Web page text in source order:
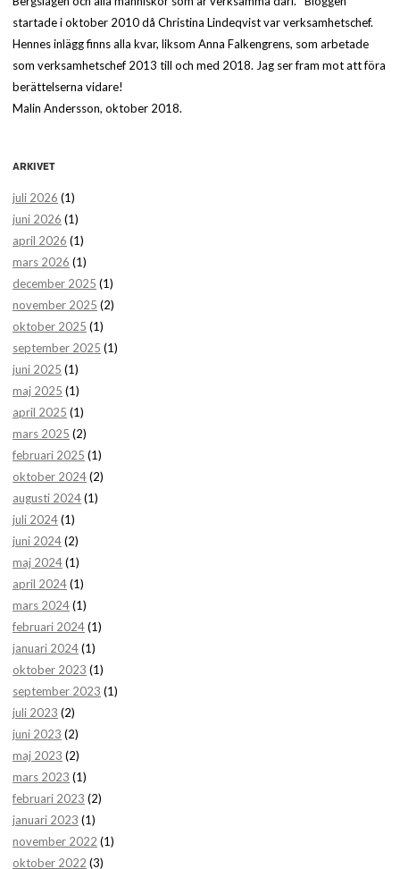
startade i oktober 2010 då Christina Lindeqvist var verksamhetschef.
Hennes inlägg finns alla kvar, liksom Anna Falkengrens, som arbetade
som verksamhetschef 2013 till och med 2018. Jag ser fram mot att föra
berättelserna vidare!
Malin Andersson, oktober 2018.
ARKIVET
juli 2026 (1)
juni 2026 (1)
april 2026 (1)
mars 2026 (1)
december 2025 (1)
november 2025 (2)
oktober 2025 (1)
september 2025 (1)
juni 2025 (1)
maj 2025 (1)
april 2025 (1)
mars 2025 (2)
februari 2025 (1)
oktober 2024(2)
augusti 2024(1)
juli 2024(1)
juni 2024(2)
maj 2024(1)
april 2024(1)
mars 2024(1)
februari 2024(1)
januari 2024(1)
oktober 2023 (1)
september 2023 (1)
juli 2023 (2)
juni 2023 (2)
maj 2023 (2)
mars 2023 (1)
februari 2023 (2)
januari 2023 (1)
november 2022 (1)
oktober 2022 (3)